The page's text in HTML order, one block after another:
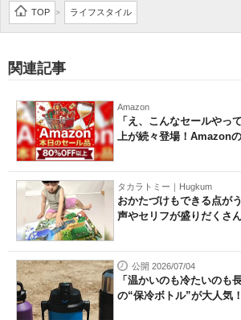
TOP > ライフスタイル
関連記事
Amazon
「え、こんなセールやっ
上が続々登場！Amazon
タカラトミー｜Hugkum
おかたづけもできる点が
声やセリフが盛りだくさ
公開 2026/07/04
「温かいのも冷たいのも
の“保冷ボトル”が大人気